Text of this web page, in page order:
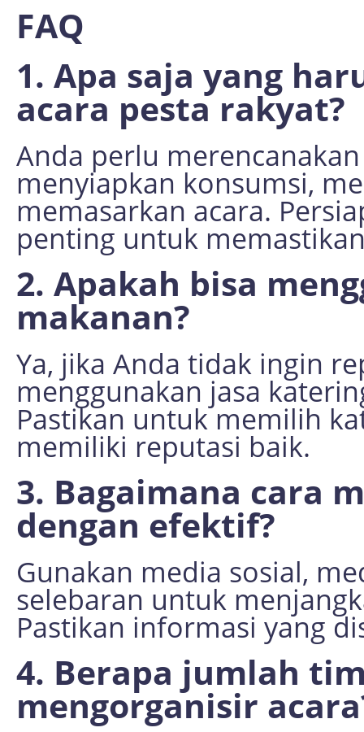
FAQ
1. Apa saja yang
acara pesta rakyat?
Anda perlu
menyiapkan konsumsi,
memasarkan acara.
penting untuk
2. Apakah bisa
makanan?
Ya, jika Anda tidak ingin
menggunakan jasa
Pastikan untuk memilih
memiliki reputasi baik.
3. Bagaimana cara
dengan efektif?
Gunakan media sosial,
selebaran untuk
Pastikan informasi yang
4. Berapa jumlah
mengorganisir